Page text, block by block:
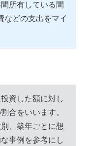
所有している間
などの支出をマイ
資した額に対し
合をいいます。
、築年ごとに想
事例を参考にし